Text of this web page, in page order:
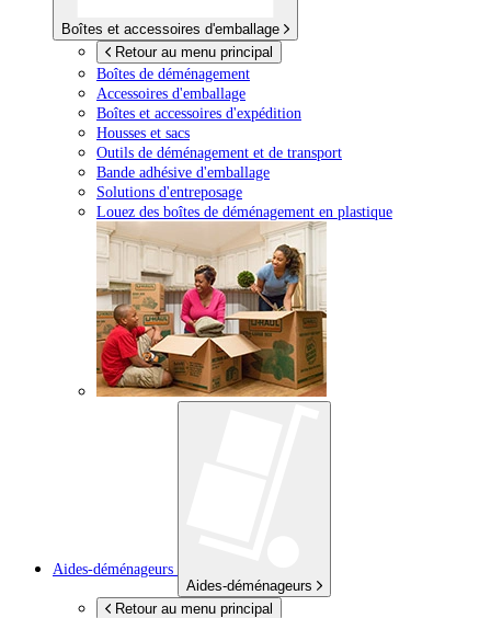
Boîtes et accessoires d'emballage
Retour au menu principal
Boîtes de déménagement
Accessoires d'emballage
Boîtes et accessoires d'expédition
Housses et sacs
Outils de déménagement et de transport
Bande adhésive d'emballage
Solutions d'entreposage
Louez des boîtes de déménagement en plastique
Aides-déménageurs
Aides-déménageurs
Retour au menu principal